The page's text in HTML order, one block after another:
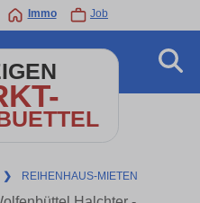
Immo Job
❯ REIHENHAUS-MIETEN